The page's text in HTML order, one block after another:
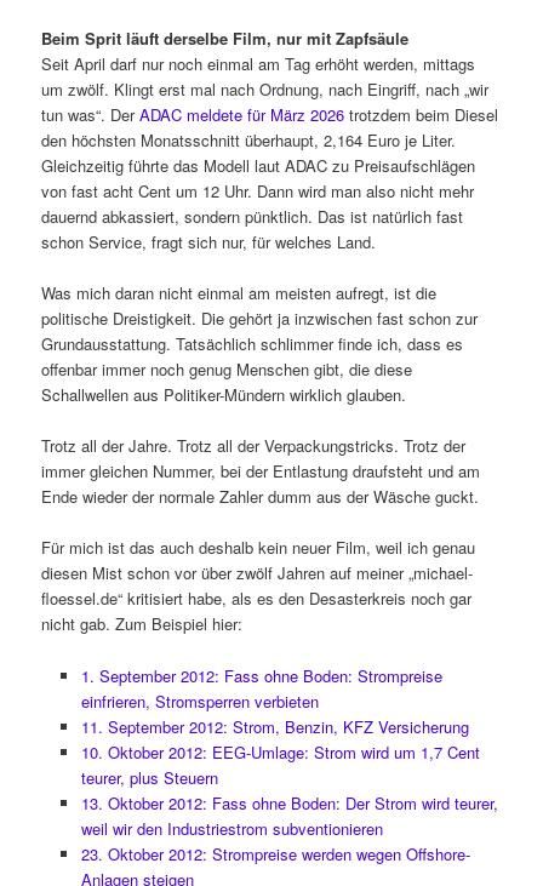
Beim Sprit läuft derselbe Film, nur mit Zapfsäule
Seit April darf nur noch einmal am Tag erhöht werden, mittags
um zwölf. Klingt erst mal nach Ordnung, nach Eingriff, nach „wir
tun was“. DerADAC meldete für März 2026 trotzdem beim Diesel
den höchsten Monatsschnitt überhaupt, 2,164 Euro je Liter.
Gleichzeitig führte das Modell laut ADAC zu Preisaufschlägen
von fast acht Cent um 12 Uhr. Dann wird man also nicht mehr
dauernd abkassiert, sondern pünktlich. Das ist natürlich fast
schon Service, fragt sich nur, für welches Land.
Was mich daran nicht einmal am meisten aufregt, ist die
politische Dreistigkeit. Die gehört ja inzwischen fast schon zur
Grundausstattung. Tatsächlich schlimmer finde ich, dass es
offenbar immer noch genug Menschen gibt, die diese
Schallwellen aus Politiker-Mündern wirklich glauben.
Trotz all der Jahre. Trotz all der Verpackungstricks. Trotz der
immer gleichen Nummer, bei der Entlastung draufsteht und am
Ende wieder der normale Zahler dumm aus der Wäsche guckt.
Für mich ist das auch deshalb kein neuer Film, weil ich genau
diesen Mist schon vor über zwölf Jahren auf meiner „michael-
floessel.de“ kritisiert habe, als es den Desasterkreis noch gar
nicht gab. Zum Beispiel hier:
1. September 2012: Fass ohne Boden: Strompreise
einfrieren, Stromsperren verbieten
11. September 2012: Strom, Benzin, KFZ Versicherung
10. Oktober 2012: EEG-Umlage: Strom wird um 1,7 Cent
teurer, plus Steuern
13. Oktober 2012: Fass ohne Boden: Der Strom wird teurer,
weil wir den Industriestrom subventionieren
23. Oktober 2012: Strompreise werden wegen Offshore-
Anlagen steigen